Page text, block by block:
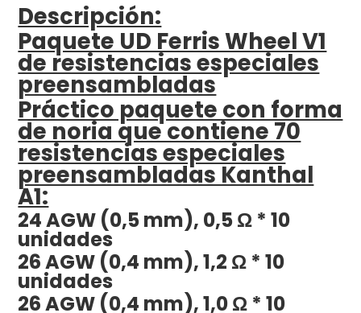
Descripción:
Paquete UD Ferris Wheel V1
de resistencias especiales
preensambladas
Práctico paquete con forma
de noria que contiene 70
resistencias especiales
preensambladas Kanthal
A1:
24 AGW (0,5 mm), 0,5 Ω * 10
unidades
26 AGW (0,4 mm), 1,2 Ω * 10
unidades
26 AGW (0,4 mm), 1,0 Ω * 10